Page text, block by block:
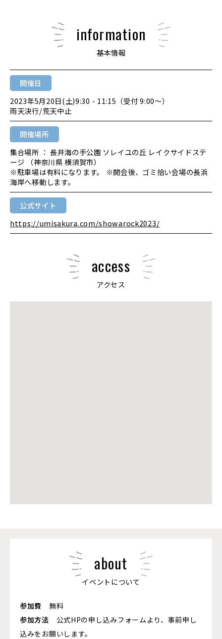
information
基本情報
開催日
2023年5月20日(土)9:30 - 11:15（受付 9:00〜）
雨天決行/荒天中止
開催場所
集合場所 ： 長井海の手公園 ソレイユの丘 レイクサイドステ
ージ （神奈川県 横須賀市）
※駐車場は有料になります。 ※開会後、ゴミ拾い会場の長浜
海岸へ移動します。
公式サイト
https://umisakura.com/showarock2023/
access
アクセス
about
イベントについて
参加費 無料
参加方法 公式HPの申し込みフォームより、事前申し
込みをお願いします。